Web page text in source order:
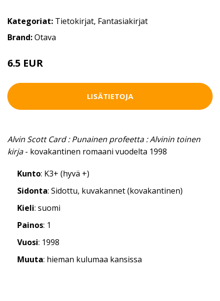
Kategoriat: Tietokirjat, Fantasiakirjat
Brand:Otava
6.5 EUR
LISÄTIETOJA
Alvin Scott Card : Punainen profeetta : Alvinin toinen
kirja- kovakantinen romaani vuodelta 1998
Kunto: K3+ (hyvä +)
Sidonta: Sidottu, kuvakannet (kovakantinen)
Kieli: suomi
Painos: 1
Vuosi: 1998
Muuta: hieman kulumaa kansissa